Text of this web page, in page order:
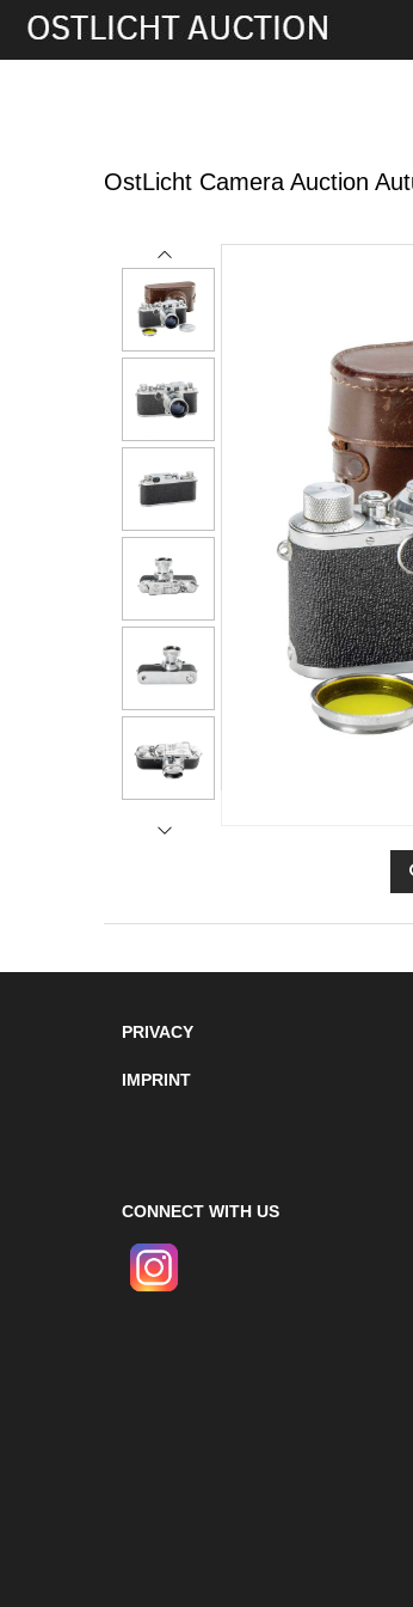
OstLicht Camera Auction
PRIVACY
IMPRINT
CONNECT WITH US